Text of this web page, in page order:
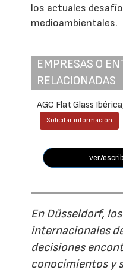
los actuales
medioambientales.
EMPRESAS O
RELACIONADAS
AGC Flat Glass
Solicitar información
ver/
En Düsseldorf,
internacionales
decisiones
conocimientos y